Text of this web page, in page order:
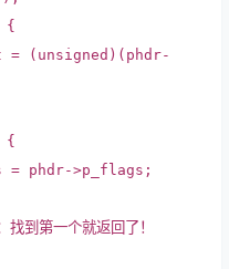
{
= (unsigned)(phdr-
{
= phdr->p_flags;
到第一个就返回了！